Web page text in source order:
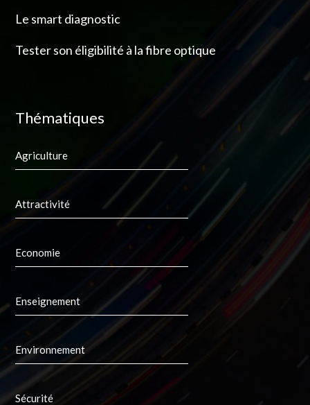
Le smart diagnostic
Tester son éligibilité à la fibre optique
Thématiques
Agriculture
Attractivité
Economie
Enseignement
Environnement
Sécurité